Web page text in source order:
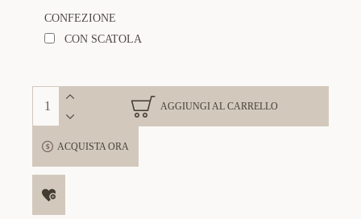
CONFEZIONE
CON SCATOLA
AGGIUNGI AL CARRELLO
ACQUISTA ORA